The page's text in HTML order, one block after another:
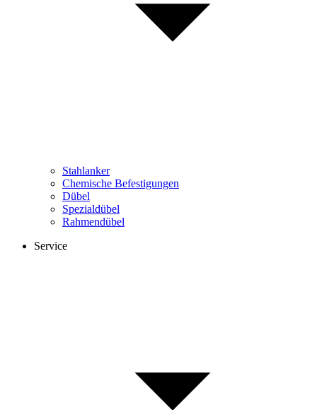
Stahlanker
Chemische Befestigungen
Dübel
Spezialdübel
Rahmendübel
Service